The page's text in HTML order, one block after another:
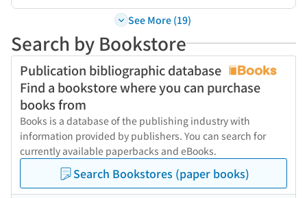
See More (19)
Search by Bookstore
Publication bibliographic database
Find a bookstore where you can purchase
books from
Books is a database of the publishing industry with
information provided by publishers. You can search for
currently available paperbacks and eBooks.
Search Bookstores (paper books)